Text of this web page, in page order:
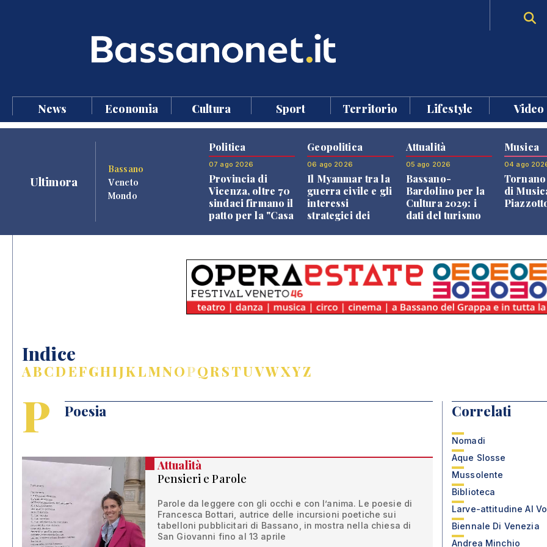
News Economia Cultura Sport Territorio Lifestyle Video
Ultimora
Bassano
Veneto
Mondo
Politica
07 ago 2026
Provincia di
Vicenza, oltre 70
sindaci firmano il
patto per la "Casa
Geopolitica
06 ago 2026
Il Myanmar tra la
guerra civile e gli
interessi
strategici dei
Attualità
05 ago 2026
Bassano-
Bardolino per la
Cultura 2029: i
dati del turismo
Musica
04 ago
di
Indice
ABCDEFGHIJKLMNOPQRSTUVWXYZ
P Poesia
Attualità
Pensieri e Parole
Parole da leggere con gli occhi e con l’anima. Le poesie di
Francesca Bottari, autrice delle incursioni poetiche sui
tabelloni pubblicitari di Bassano, in mostra nella chiesa di
San Giovanni fino al 13 aprile
Correlati
Nomadi
Aque Slosse
Mussolente
Biblioteca
Larve-attitudine Al
Biennale Di Venezia
Andrea Minchio